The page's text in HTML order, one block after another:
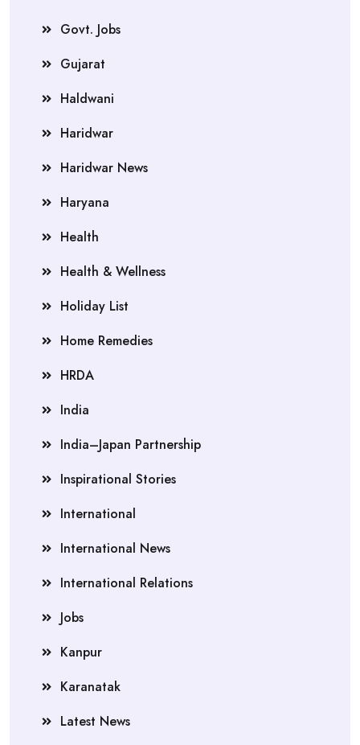
Govt. Jobs
Gujarat
Haldwani
Haridwar
Haridwar News
Haryana
Health
Health & Wellness
Holiday List
Home Remedies
HRDA
India
India–Japan Partnership
Inspirational Stories
International
International News
International Relations
Jobs
Kanpur
Karanatak
Latest News